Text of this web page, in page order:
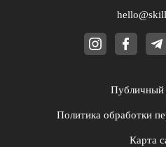
Публичный
Политика обработки
Карта